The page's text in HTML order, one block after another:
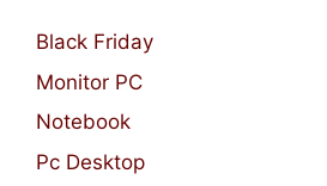
Black Friday
Monitor PC
Notebook
Pc Desktop